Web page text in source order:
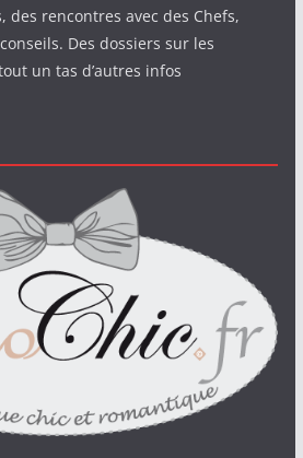
des rencontres avec des Chefs,
Des dossiers sur les
un tas d’autres infos